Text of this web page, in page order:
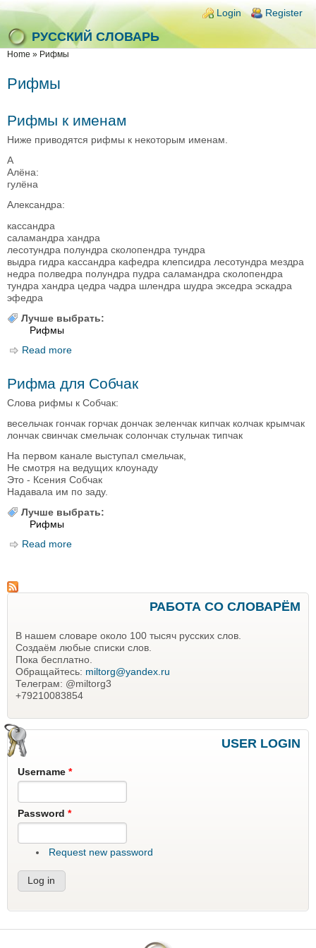
Skip to main content
Skip to search
Login links
Login Register
РУССКИЙ СЛОВАРЬ
You are here
Home » Рифмы
Рифмы
Рифмы к именам
Ниже приводятся рифмы к некоторым именам.
А
Алёна:
гулёна
Александра:
кассандра
саламандра хандра
лесотундра полундра сколопендра тундра
выдра гидра кассандра кафедра клепсидра лесотундра мездра
недра полведра полундра пудра саламандра сколопендра
тундра хандра цедра чадра шлендра шудра экседра эскадра
эфедра
Лучше выбрать:
Рифмы
Read more
Рифма для Собчак
Слова рифмы к Собчак:
весельчак гончак горчак дончак зеленчак кипчак колчак крымчак
лончак свинчак смельчак солончак стульчак типчак
На первом канале выступал смельчак,
Не смотря на ведущих клоунаду
Это - Ксения Собчак
Надавала им по заду.
Лучше выбрать:
Рифмы
Read more
РАБОТА СО СЛОВАРЁМ
В нашем словаре около 100 тысяч русских слов.
Создаём любые списки слов.
Пока бесплатно.
Обращайтесь: miltorg@yandex.ru
Телеграм: @miltorg3
+79210083854
USER LOGIN
Username *
Password *
Request new password